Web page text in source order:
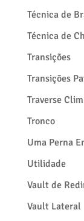
Técnica de
Técnica de
Transições
Transições
Traverse
Tronco
Uma Perna
Utilidade
Vault de
Vault Lateral